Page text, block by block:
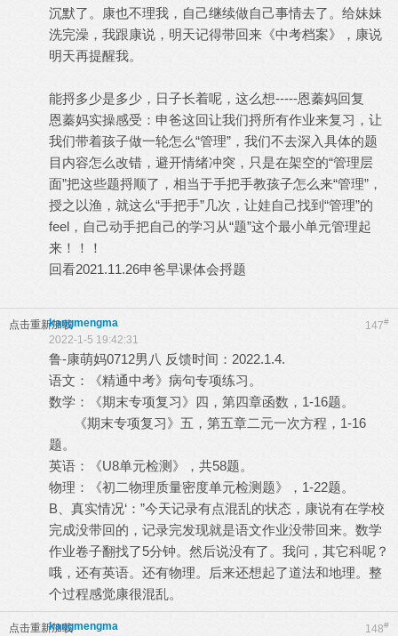
沉默了。康也不理我，自己继续做自己事情去了。给妹妹
洗完澡，我跟康说，明天记得带回来《中考档案》，康说
明天再提醒我。
能捋多少是多少，日子长着呢，这么想-----恩蓁妈回复
恩蓁妈实操感受：申爸这回让我们捋所有作业来复习，让
我们带着孩子做一轮怎么“管理”，我们不去深入具体的题
目内容怎么改错，避开情绪冲突，只是在架空的“管理层
面”把这些题捋顺了，相当于手把手教孩子怎么来“管理”，
授之以渔，就这么“手把手”几次，让娃自己找到“管理”的
feel，自己动手把自己的学习从“题”这个最小单元管理起
来！！！
回看2021.11.26申爸早课体会捋题
点击重新加载 147#
kangmengma
2022-1-5 19:42:31
鲁-康萌妈0712男八 反馈时间：2022.1.4.
语文：《精通中考》病句专项练习。
数学：《期末专项复习》四，第四章函数，1-16题。
《期末专项复习》五，第五章二元一次方程，1-16
题。
英语：《U8单元检测》，共58题。
物理：《初二物理质量密度单元检测题》，1-22题。
B、真实情况‘：”今天记录有点混乱的状态，康说有在学校
完成没带回的，记录完发现就是语文作业没带回来。数学
作业卷子翻找了5分钟。然后说没有了。我问，其它科呢？
哦，还有英语。还有物理。后来还想起了道法和地理。整
个过程感觉康很混乱。
点击重新加载 148#
kangmengma